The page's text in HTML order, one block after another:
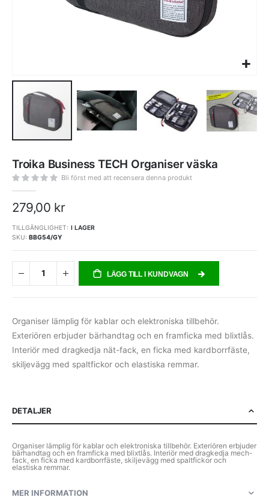
början
av
bildgalleriet
Troika Business TECH Organiser väska
Bli först med att recensera denna produkt
279,00 kr
TILLGÄNGLIGHET: I LAGER
SKU BBG54/GY
LÄGG TILL I KUNDVAGN
Organiser lämplig för kablar och elektroniska tillbehör.
Exteriören erbjuder bärhandtag och en framficka med blixtlås.
Interiör med dragkedja nät-fack, en ficka med kardborrfäste,
skiljevägg med spaltfickor och elastiska remmar.
DETALJER
Organiser lämplig för kablar och elektroniska tillbehör. Exteriören erbjuder
bärhandtag och en framficka med blixtlås. Interiör med dragkedja mech-
fack, en ficka med kardborrfäste, skiljevägg med spaltfickor och
elastiska remmar.
MER INFORMATION